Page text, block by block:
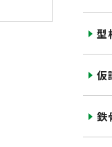
型
仮
鉄